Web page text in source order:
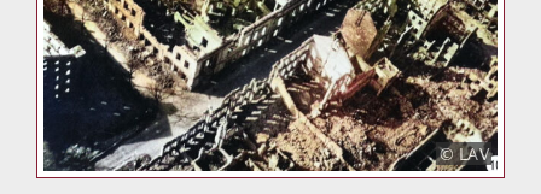
© LAV